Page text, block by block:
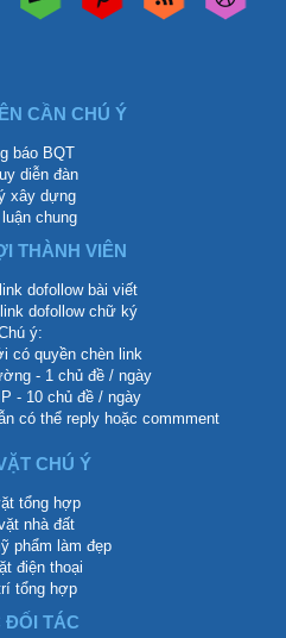
CẦN CHÚ Ý
báo BQT
diễn đàn
xây dựng
chung
THÀNH VIÊN
dofollow bài viết
dofollow chữ ký
ý:
có quyền chèn link
- 1 chủ đề / ngày
- 10 chủ đề / ngày
có thể reply hoặc commment
CHÚ Ý
tổng hợp
nhà đất
phẩm làm đẹp
điện thoại
tổng hợp
ĐỐI TÁC